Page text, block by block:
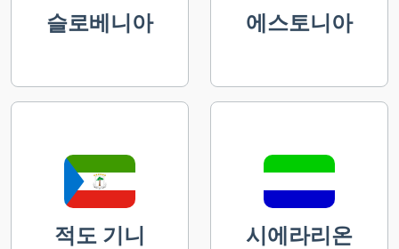
슬로베니아 에스토니아
적도 기니 시에라리온